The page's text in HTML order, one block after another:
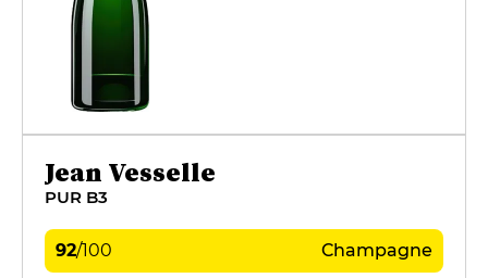
Jean Vesselle
PUR B3
92/100 Champagne